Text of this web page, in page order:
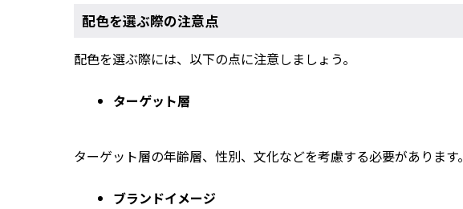
配色を選ぶ際の注意点
配色を選ぶ際には、以下の点に注意しましょう。
ターゲット層
ターゲット層の年齢層、性別、文化などを考慮する必要があります。
ブランドイメージ